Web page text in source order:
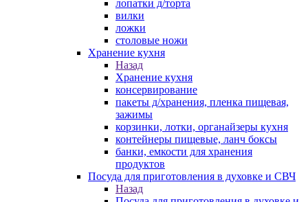
лопатки д/торта
вилки
ложки
столовые ножи
Хранение кухня
Назад
Хранение кухня
консервирование
пакеты д/хранения, пленка пищевая,
зажимы
корзинки, лотки, органайзеры кухня
контейнеры пищевые, ланч боксы
банки, емкости для хранения
продуктов
Посуда для приготовления в духовке и СВЧ
Назад